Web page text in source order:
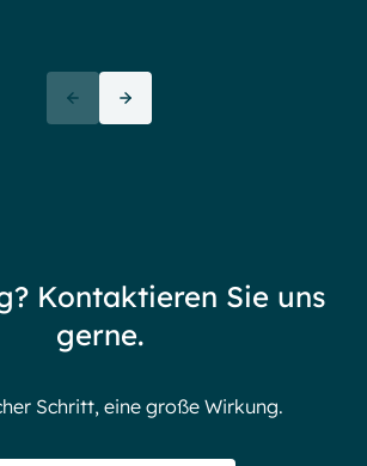
72+
gratitude
Kontaktieren Sie uns
gerne.
Schritt, eine große Wirkung.